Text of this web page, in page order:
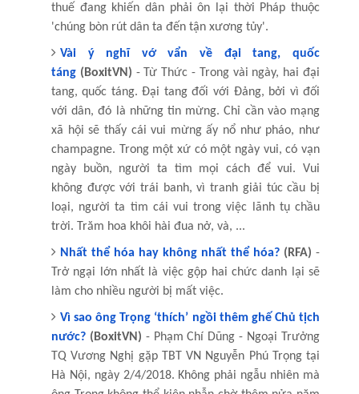
thuế đang khiến dân phải ôn lại thời Pháp thuộc
'chúng bòn rút dân ta đến tận xương tủy'.
Vài ý nghĩ vớ vẩn về đại tang, quốc
táng(BoxitVN) - Từ Thức - Trong vài ngày, hai đại
tang, quốc táng. Đại tang đối với Đảng, bởi vì đối
với dân, đó là những tin mừng. Chỉ cần vào mạng
xã hội sẽ thấy cái vui mừng ấy nổ như pháo, như
champagne. Trong một xứ có một ngày vui, có vạn
ngày buồn, người ta tìm mọi cách để vui. Vui
không được với trái banh, vì tranh giải túc cầu bị
loại, người ta tìm cái vui trong việc lãnh tụ chầu
trời. Trăm hoa khôi hài đua nở, và, ...
Nhất thể hóa hay không nhất thể hóa? (RFA) -
Trở ngại lớn nhất là việc gộp hai chức danh lại sẽ
làm cho nhiều người bị mất việc.
Vì sao ông Trọng ‘thích’ ngồi thêm ghế Chủ tịch
nước?(BoxitVN) - Phạm Chí Dũng - Ngoại Trưởng
TQ Vương Nghị gặp TBT VN Nguyễn Phú Trọng tại
Hà Nội, ngày 2/4/2018. Không phải ngẫu nhiên mà